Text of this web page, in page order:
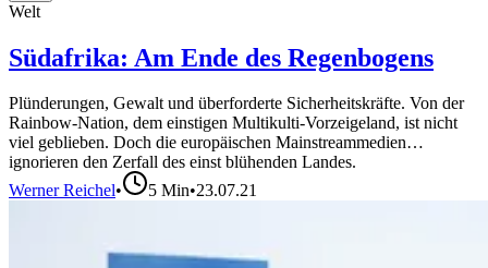
Welt
Südafrika: Am Ende des Regenbogens
Plünderungen, Gewalt und überforderte Sicherheitskräfte. Von der
Rainbow-Nation, dem einstigen Multikulti-Vorzeigeland, ist nicht
viel geblieben. Doch die europäischen Mainstreammedien
ignorieren den Zerfall des einst blühenden Landes.
Werner Reichel• 5 Min•23.07.21